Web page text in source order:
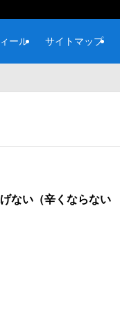
ール サイトマップ
ない（辛くならない